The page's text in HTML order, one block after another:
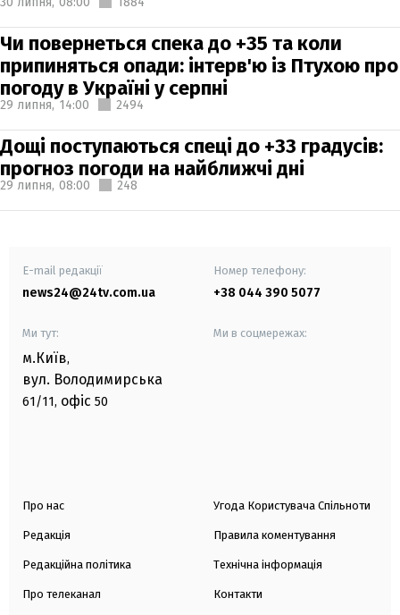
Чи повернеться спека до +35 та коли
припиняться опади: інтерв'ю із Птухою про
погоду в Україні у серпні
29 липня, 14:00 2494
Дощі поступаються спеці до +33 градусів:
прогноз погоди на найближчі дні
29 липня, 08:00 248
E-mail редакції
news24@24tv.com.ua
Номер телефону:
+38 044 390 5077
Ми тут:
м.Київ,
вул. Володимирська
61/11, офіс 50
Ми в соцмережах:
Про нас
Редакція
Редакційна політика
Про телеканал
Угода Користувача Спільноти
Правила коментування
Технічна інформація
Контакти